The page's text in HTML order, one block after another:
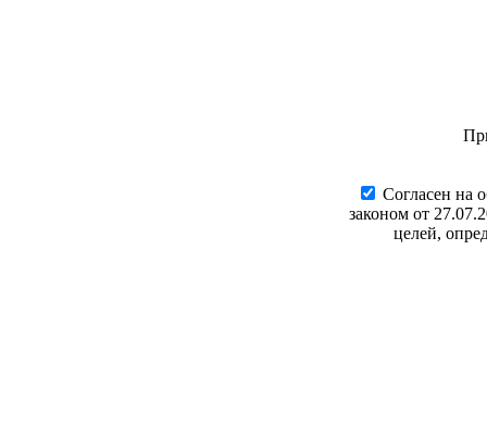
Cогласен на
законом от
целей,